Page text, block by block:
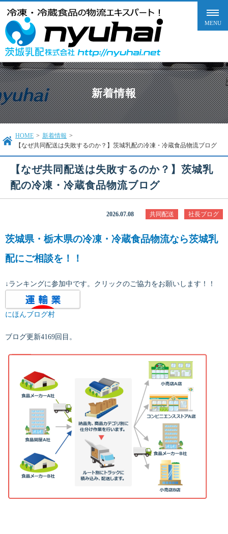
新着情報
HOME > 新着情報 >
【なぜ共同配送は失敗するのか？】茨城乳配の冷凍・冷蔵食品物流ブログ
【なぜ共同配送は失敗するのか？】茨城乳
配の冷凍・冷蔵食品物流ブログ
2026.07.08 共同配送 社長ブログ
茨城県・栃木県の冷凍・冷蔵食品物流なら茨城乳
配にご相談を！！
↓ランキングに参加中です。クリックのご協力をお願いします！！
にほんブログ村
ブログ更新4169回目。